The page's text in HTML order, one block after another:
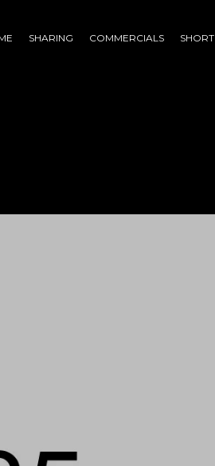
SHARING COMMERCIALS